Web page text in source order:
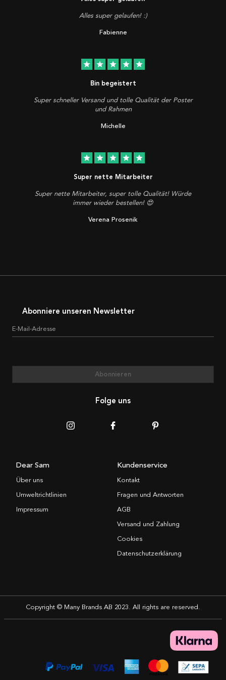
Alles super gelaufen! :)
Fabienne
star star star star star
Bin begeistert
Super schneller Versand und tolle Qualität der Poster
und Rahmen
Michelle
star star star star star
Super nette Mitarbeiter
Super nette Mitarbeiter, super tolle Qualität! Würde
immer wieder bestellen! 😍
Verena Prosenik
Abonniere unseren Newsletter
E-Mail-Adresse
Abonnieren
Folge uns
Dear Sam
Über uns
Umweltrichtlinien
Impressum
Kundenservice
Kontakt
Fragen und Antworten
AGB
Versand und Zahlung
Cookies
Datenschutzerklärung
Copyright © Many Brands AB 2023. All rights are reserved.